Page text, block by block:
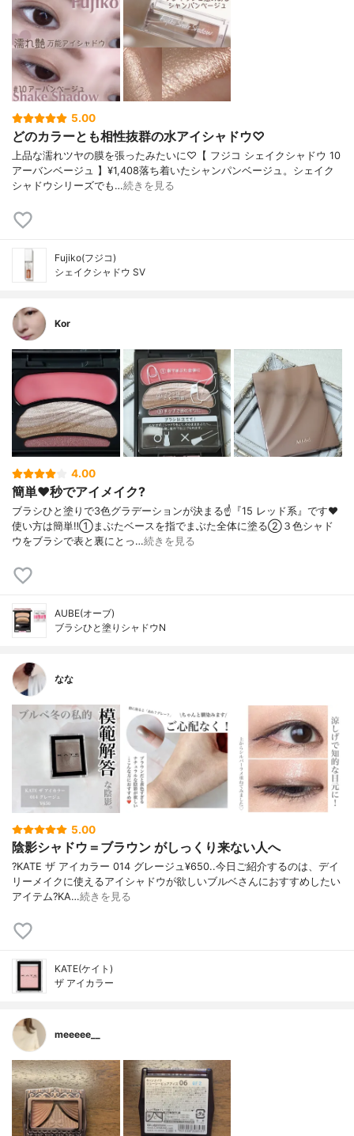
5.00
どのカラーとも相性抜群の水アイシャドウ♡
上品な濡れツヤの膜を張ったみたいに♡【 フジコ シェイクシャドウ 10
アーバンベージュ 】¥1,408落ち着いたシャンパンベージュ。シェイク
シャドウシリーズでも…続きを見る
Fujiko(フジコ)
シェイクシャドウ SV
Kor
4.00
簡単❤️秒でアイメイク?
ブラシひと塗りで3色グラデーションが決まる☝️『15 レッド系』です❤️
使い方は簡単‼️①まぶたベースを指でまぶた全体に塗る②３色シャド
ウをブラシで表と裏にとっ…続きを見る
AUBE(オーブ)
ブラシひと塗りシャドウN
なな
5.00
陰影シャドウ＝ブラウン がしっくり来ない人へ
?KATE ザ アイカラー 014 グレージュ¥650..今日ご紹介するのは、デイ
リーメイクに使えるアイシャドウが欲しいブルベさんにおすすめしたい
アイテム?KA…続きを見る
KATE(ケイト)
ザ アイカラー
meeeee__